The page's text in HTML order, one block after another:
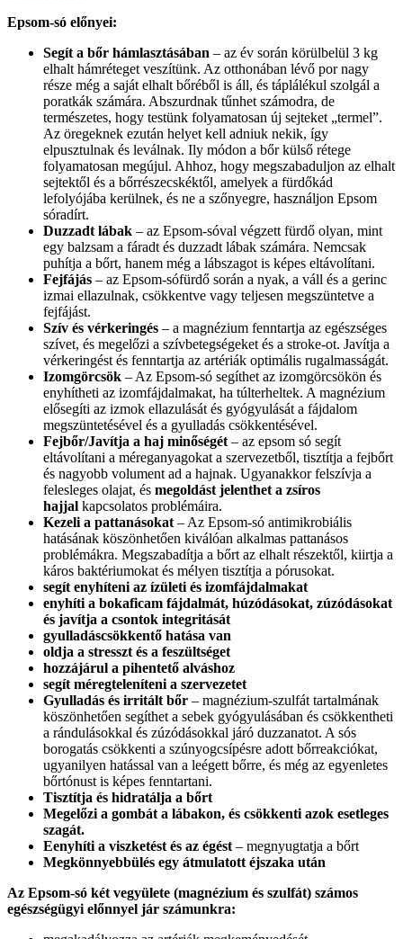
Epsom-só előnyei:
Segít a bőr hámlasztásában – az év során körülbelül 3 kg
elhalt hámréteget veszítünk. Az otthonában lévő por nagy
része még a saját elhalt bőréből is áll, és táplálékul szolgál a
poratkák számára. Abszurdnak tűnhet számodra, de
természetes, hogy testünk folyamatosan új sejteket „termel”.
Az öregeknek ezután helyet kell adniuk nekik, így
elpusztulnak és leválnak. Ily módon a bőr külső rétege
folyamatosan megújul. Ahhoz, hogy megszabaduljon az elhalt
sejtektől és a bőrrészecskéktől, amelyek a fürdőkád
lefolyójába kerülnek, és ne a szőnyegre, használjon Epsom
sóradírt.
Duzzadt lábak – az Epsom-sóval végzett fürdő olyan, mint
egy balzsam a fáradt és duzzadt lábak számára. Nemcsak
puhítja a bőrt, hanem még a lábszagot is képes eltávolítani.
Fejfájás – az Epsom-sófürdő során a nyak, a váll és a gerinc
izmai ellazulnak, csökkentve vagy teljesen megszüntetve a
fejfájást.
Szív és vérkeringés – a magnézium fenntartja az egészséges
szívet, és megelőzi a szívbetegségeket és a stroke-ot. Javítja a
vérkeringést és fenntartja az artériák optimális rugalmasságát.
Izomgörcsök – Az Epsom-só segíthet az izomgörcsökön és
enyhítheti az izomfájdalmakat, ha túlterheltek. A magnézium
elősegíti az izmok ellazulását és gyógyulását a fájdalom
megszüntetésével és a gyulladás csökkentésével.
Fejbőr/Javítja a haj minőségét – az epsom só segít
eltávolítani a méreganyagokat a szervezetből, tisztítja a fejbőrt
és nagyobb volument ad a hajnak. Ugyanakkor felszívja a
felesleges olajat, és megoldást jelenthet a zsíros
hajjal kapcsolatos problémáira.
Kezeli a pattanásokat – Az Epsom-só antimikrobiális
hatásának köszönhetően kiválóan alkalmas pattanásos
problémákra. Megszabadítja a bőrt az elhalt részektől, kiirtja a
káros baktériumokat és mélyen tisztítja a pórusokat.
segít enyhíteni az ízületi és izomfájdalmakat
enyhíti a bokaficam fájdalmát, húzódásokat, zúzódásokat
és javítja a csontok integritását
gyulladáscsökkentő hatása van
oldja a stresszt és a feszültséget
hozzájárul a pihentető alváshoz
segít méregteleníteni a szervezetet
Gyulladás és irritált bőr – magnézium-szulfát tartalmának
köszönhetően segíthet a sebek gyógyulásában és csökkentheti
a rándulásokkal és zúzódásokkal járó duzzanatot. A sós
borogatás csökkenti a szúnyogcsípésre adott bőrreakciókat,
ugyanilyen hatással van a leégett bőrre, és még az egyenletes
bőrtónust is képes fenntartani.
Tisztítja és hidratálja a bőrt
Megelőzi a gombát a lábakon, és csökkenti azok esetleges
szagát.
Eenyhíti a viszketést és az égést – megnyugtatja a bőrt
Megkönnyebbülés egy átmulatott éjszaka után
Az Epsom-só két vegyülete (magnézium és szulfát) számos
egészségügyi előnnyel jár számunkra: